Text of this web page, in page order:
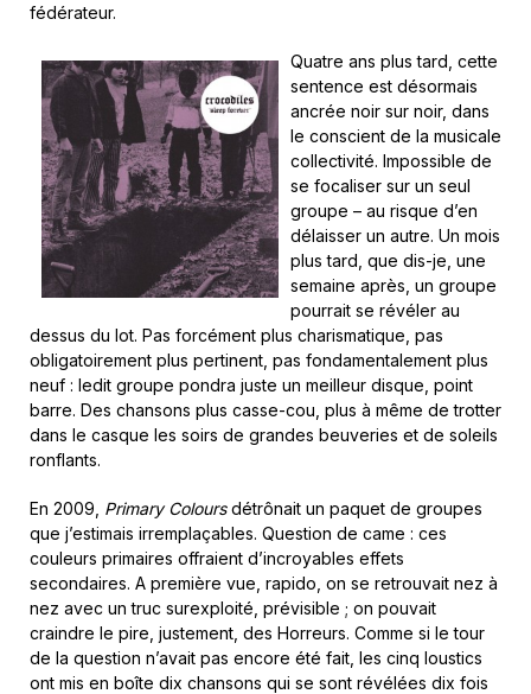
fédérateur.
Quatre ans plus tard, cette
sentence est désormais
ancrée noir sur noir, dans
le conscient de la musicale
collectivité. Impossible de
se focaliser sur un seul
groupe – au risque d’en
délaisser un autre. Un mois
plus tard, que dis-je, une
semaine après, un groupe
pourrait se révéler au
dessus du lot. Pas forcément plus charismatique, pas
obligatoirement plus pertinent, pas fondamentalement plus
neuf : ledit groupe pondra juste un meilleur disque, point
barre. Des chansons plus casse-cou, plus à même de trotter
dans le casque les soirs de grandes beuveries et de soleils
ronflants.
En 2009, Primary Coloursdétrônait un paquet de groupes
que j’estimais irremplaçables. Question de came : ces
couleurs primaires offraient d’incroyables effets
secondaires. A première vue, rapido, on se retrouvait nez à
nez avec un truc surexploité, prévisible ; on pouvait
craindre le pire, justement, des Horreurs. Comme si le tour
de la question n’avait pas encore été fait, les cinq loustics
ont mis en boîte dix chansons qui se sont révélées dix fois